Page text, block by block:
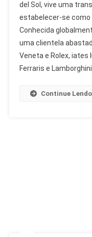
De
A
del Sol, vive uma
estabelecer-se como
Conhecida
uma clientela
Veneta e Rolex, iates
Ferraris e
Continue Lendo